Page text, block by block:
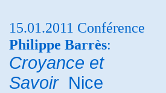
15.01.2011 Conférence
Philippe Barrès:
Croyance et
Savoir Nice